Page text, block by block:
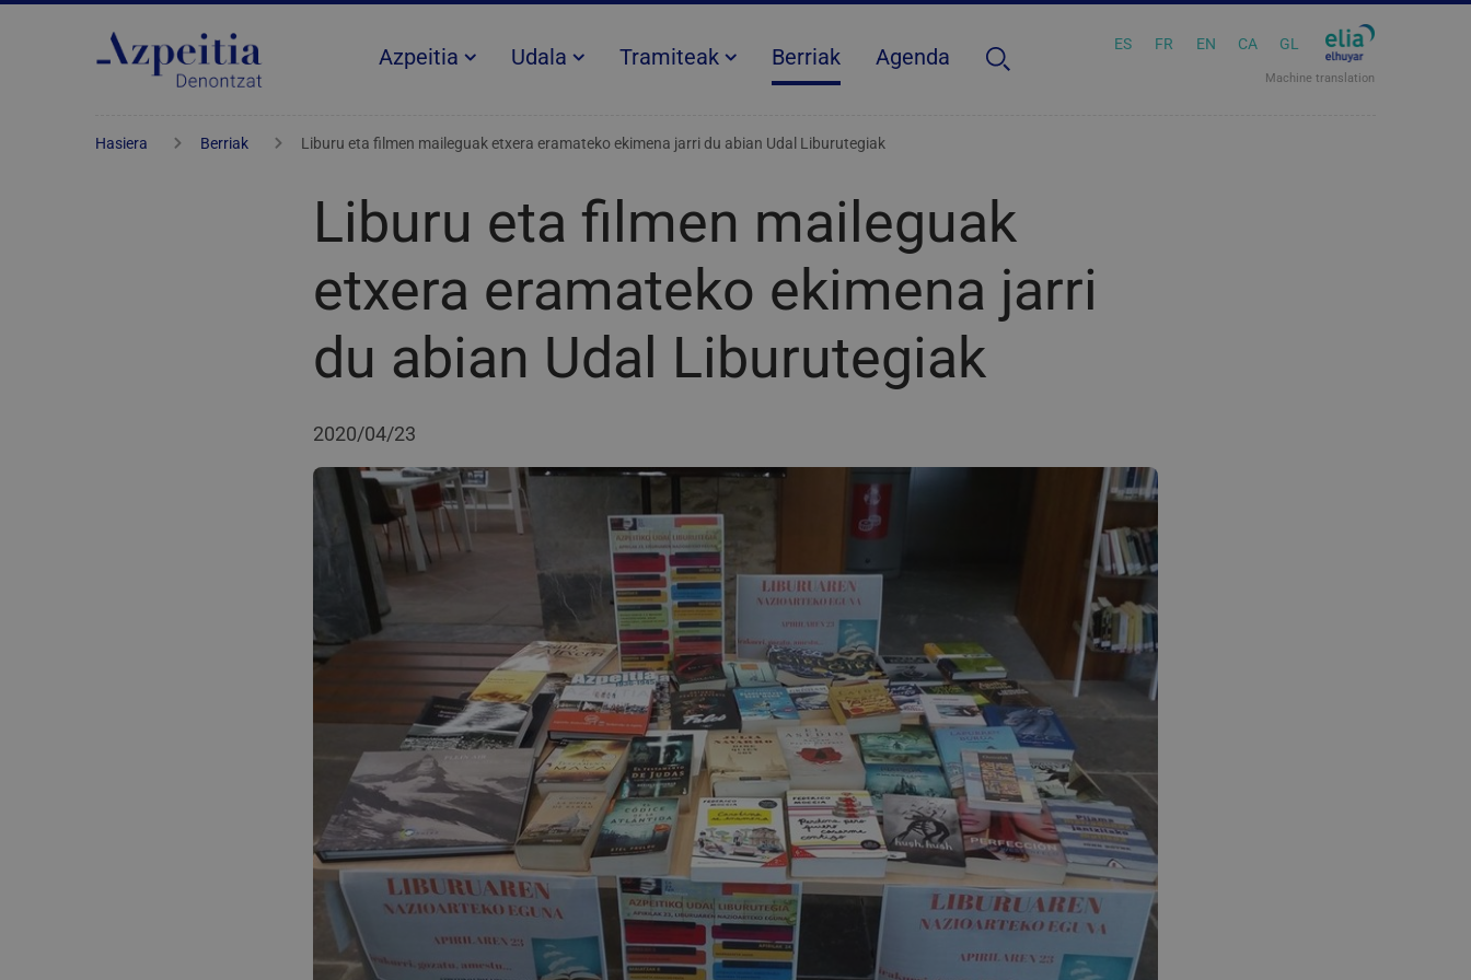
Azpeitia Udala Tramiteak Berriak Agenda ES FR EN CA GL
Machine translation
Hasiera Berriak Liburu eta filmen maileguak etxera eramateko ekimena jarri du abian Udal Liburutegiak
Liburu eta filmen maileguak
etxera eramateko ekimena jarri
du abian Udal Liburutegiak
2020/04/23